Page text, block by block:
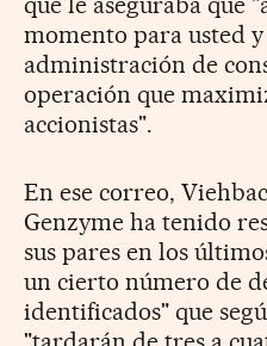
momento para usted
administración de
operación que
accionistas".
En ese correo,
Genzyme ha tenido
sus pares en los
un cierto número de
identificados" que